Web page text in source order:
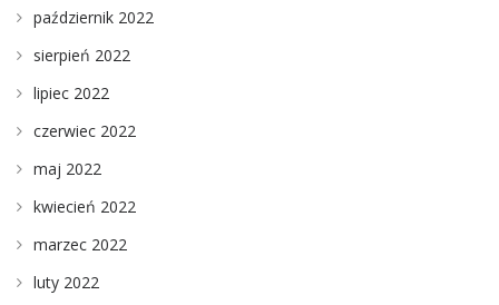
październik 2022
sierpień 2022
lipiec 2022
czerwiec 2022
maj 2022
kwiecień 2022
marzec 2022
luty 2022